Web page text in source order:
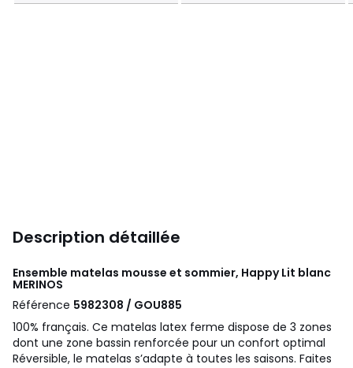
Description détaillée
Ensemble matelas mousse et sommier, Happy Lit blanc
MERINOS
Référence 5982308 / GOU885
100% français. Ce matelas latex ferme dispose de 3 zones
dont une zone bassin renforcée pour un confort optimal
Réversible, le matelas s’adapte à toutes les saisons. Faites